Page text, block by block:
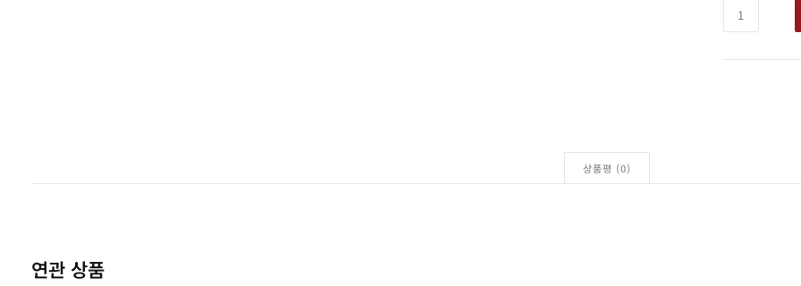
상품평 (0)
연관 상품